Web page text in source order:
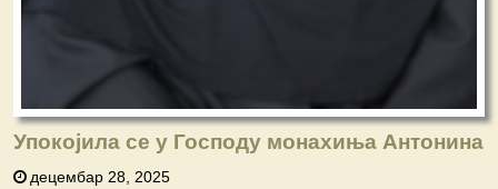
Упокојила се у Господу монахиња Антонина
децембар 28, 2025